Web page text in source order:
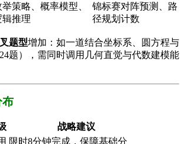
举策略、概率模型、
辑推理
锦标赛对阵预测、路
径规划计数
题型​​增加：如一道结合坐标系、圆方程与
题），需同时调用几何直觉与代数建模能
布​
​战略建议​
限时8分钟完成，保障基础分